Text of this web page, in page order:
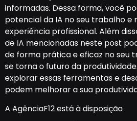
informadas. Dessa forma, você
potencial da IA no seu trabalho e
experiência profissional. Além
de IA mencionadas neste post
de forma prática e eficaz no seu
se torna o futuro da
explorar essas ferramentas e
podem melhorar a sua
A AgênciaF12 está à disposição